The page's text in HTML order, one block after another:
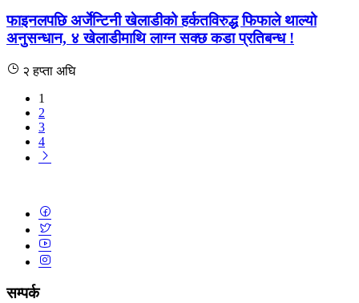
फाइनलपछि अर्जेन्टिनी खेलाडीको हर्कतविरुद्ध फिफाले थाल्यो
अनुसन्धान, ४ खेलाडीमाथि लाग्न सक्छ कडा प्रतिबन्ध !
२ हप्ता अघि
1
2
3
4
सम्पर्क